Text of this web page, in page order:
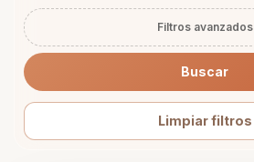
Filtros avanzados
Buscar
Limpiar filtros